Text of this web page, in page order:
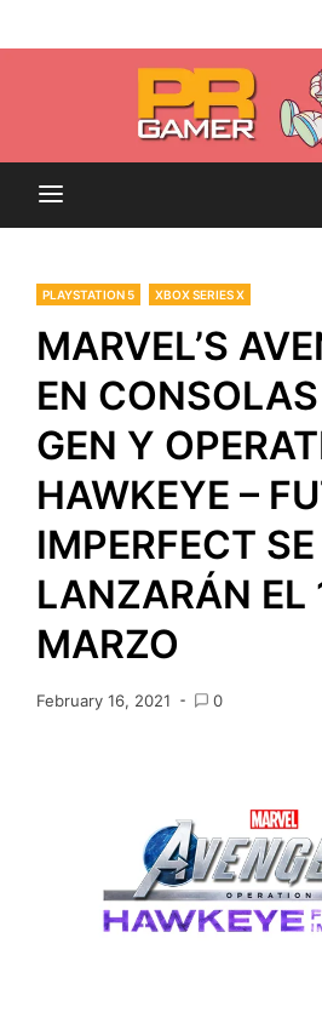
to
PR-
películas y series
PLAYSTATION 5 XBOX SERIES X
MARVEL’S
EN
GEN Y
HAWKEYE –
IMPERFECT SE
LANZARÁN EL
MARZO
February 16, 2021 0